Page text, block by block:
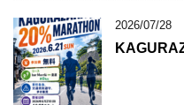
2026/07/28